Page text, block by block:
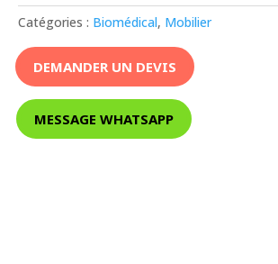
Catégories : Biomédical, Mobilier
DEMANDER UN DEVIS
MESSAGE WHATSAPP